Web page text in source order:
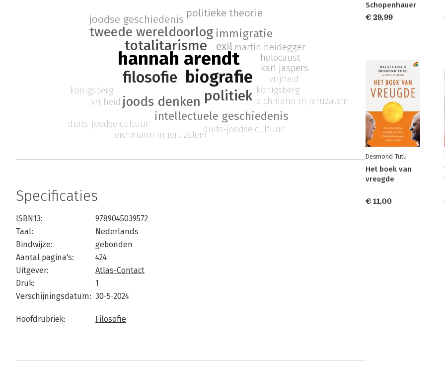
hannah arendt
biografie
filosofie
totalitarisme
politiek
tweede wereldoorlog
joods denken
immigratie
intellectuele geschiedenis
joodse geschiedenis politieke theorie
exil martin heidegger
holocaust
karl jaspers
vrijheid
königsberg
eichmann in jeruzalem
duits-joodse cultuur
vrijheid
königsberg
eichmann in jeruzalem
duits-joodse cultuur
Specificaties
ISBN13:
9789045039572
Taal:
Nederlands
Bindwijze:
gebonden
Aantal pagina's:
424
Uitgever:
Atlas-Contact
Druk:
1
Verschijningsdatum: 30-5-2024
Hoofdrubriek: Filosofie
Schopenhauer
€ 29,99
Desmond Tutu
Het boek van
vreugde
€ 11,00